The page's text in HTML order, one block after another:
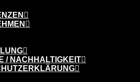
/ NACHHALTIGKEIT